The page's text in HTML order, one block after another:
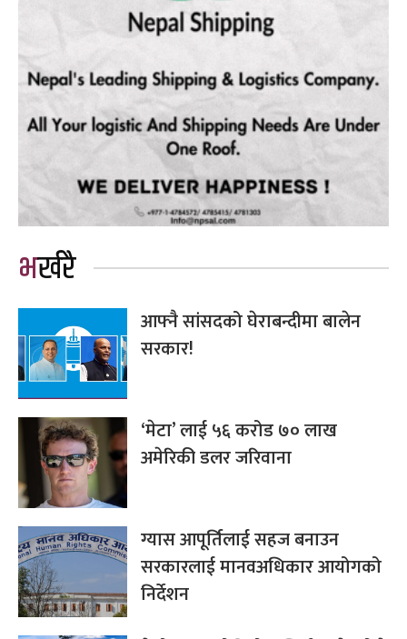
भर्खरै
आफ्नै सांसदको घेराबन्दीमा बालेन
सरकार!
‘मेटा’ लाई ५६ करोड ७० लाख
अमेरिकी डलर जरिवाना
ग्यास आपूर्तिलाई सहज बनाउन
सरकारलाई मानवअधिकार आयोगको
निर्देशन